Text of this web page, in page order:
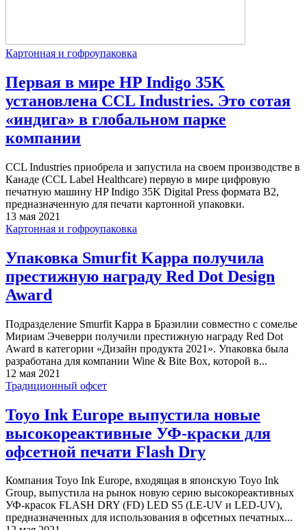
Картонная и гофроупаковка
Первая в мире HP Indigo 35K
установлена CCL Industries. Это сотая
«индига» в глобальном парке
компании
CCL Industries приобрела и запустила на своем производстве в
Канаде (CCL Label Healthcare) первую в мире цифровую
печатную машину HP Indigo 35K Digital Press формата В2,
предназначенную для печати картонной упаковки.
13 мая 2021
Картонная и гофроупаковка
Упаковка Smurfit Kappa получила
престижную награду Red Dot Design
Award
Подразделение Smurfit Kappa в Бразилии совместно с сомелье
Мириам Эчеверри получили престижную награду Red Dot
Award в категории «Дизайн продукта 2021». Упаковка была
разработана для компании Wine & Bite Box, которой в...
12 мая 2021
Традиционный офсет
Toyo Ink Europe выпустила новые
высокореактивные УФ-краски для
офсетной печати Flash Dry
Компания Toyo Ink Europe, входящая в японскую Toyo Ink
Group, выпустила на рынок новую серию высокореактивных
УФ-красок FLASH DRY (FD) LED S5 (LE-UV и LED-UV),
предназначенных для использования в офсетных печатных...